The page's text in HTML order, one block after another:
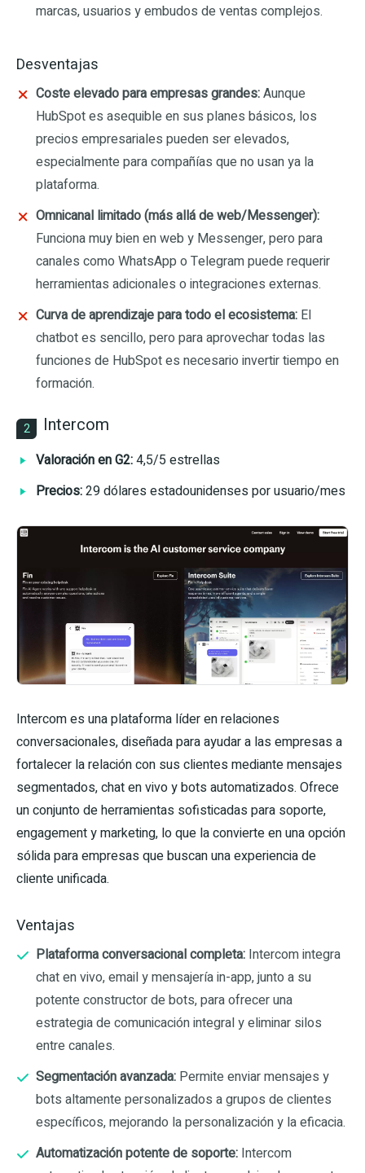
marcas, usuarios y embudos de ventas complejos.
Desventajas
Coste elevado para empresas grandes:Aunque
HubSpot es asequible en sus planes básicos, los
precios empresariales pueden ser elevados,
especialmente para compañías que no usan ya la
plataforma.
Omnicanal limitado (más allá de web/Messenger):
Funciona muy bien en web y Messenger, pero para
canales como WhatsApp o Telegram puede requerir
herramientas adicionales o integraciones externas.
Curva de aprendizaje para todo el ecosistema: El
chatbot es sencillo, pero para aprovechar todas las
funciones de HubSpot es necesario invertir tiempo en
formación.
2 Intercom
Valoración en G2:4,5/5 estrellas
Precios:29 dólares estadounidenses por usuario/mes
Intercom es una plataforma líder en relaciones
conversacionales, diseñada para ayudar a las empresas a
fortalecer la relación con sus clientes mediante mensajes
segmentados, chat en vivo y bots automatizados. Ofrece
un conjunto de herramientas sofisticadas para soporte,
engagement y marketing, lo que la convierte en una opción
sólida para empresas que buscan una experiencia de
cliente unificada.
Ventajas
Plataforma conversacional completa: Intercom integra
chat en vivo, email y mensajería in-app, junto a su
potente constructor de bots, para ofrecer una
estrategia de comunicación integral y eliminar silos
entre canales.
Segmentación avanzada: Permite enviar mensajes y
bots altamente personalizados a grupos de clientes
específicos, mejorando la personalización y la eficacia.
Automatización potente de soporte: Intercom